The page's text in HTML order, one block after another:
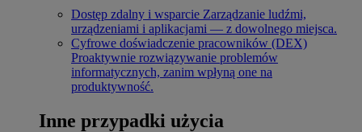
Dostęp zdalny i wsparcie Zarządzanie ludźmi,
urządzeniami i aplikacjami — z dowolnego miejsca.
Cyfrowe doświadczenie pracowników (DEX)
Proaktywnie rozwiązywanie problemów
informatycznych, zanim wpłyną one na
produktywność.
Inne przypadki użycia